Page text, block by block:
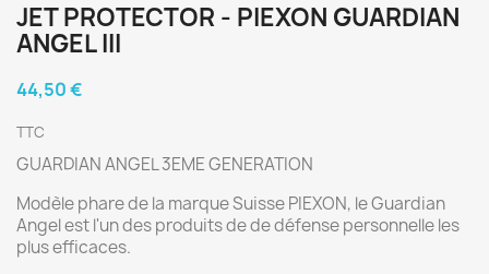
JET PROTECTOR - PIEXON GUARDIAN
ANGEL III
44,50 €
TTC
GUARDIAN ANGEL 3EME GENERATION
Modèle phare de la marque Suisse PIEXON, le Guardian
Angel est l'un des produits de de défense personnelle les
plus efficaces.